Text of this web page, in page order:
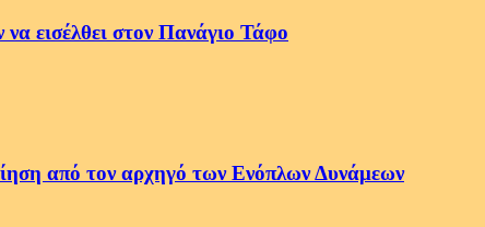
εισέλθει στον Πανάγιο Τάφο
από τον αρχηγό των Ενόπλων Δυνάμεων